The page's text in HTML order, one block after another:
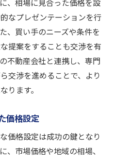
、相場に見合った価格を設
なプレゼンテーションを行
、買い手のニーズや条件を
提案をすることも交渉を有
不動産会社と連携し、専門
交渉を進めることで、より
ります。
価格設定
価格設定は成功の鍵となり
、市場価格や地域の相場、